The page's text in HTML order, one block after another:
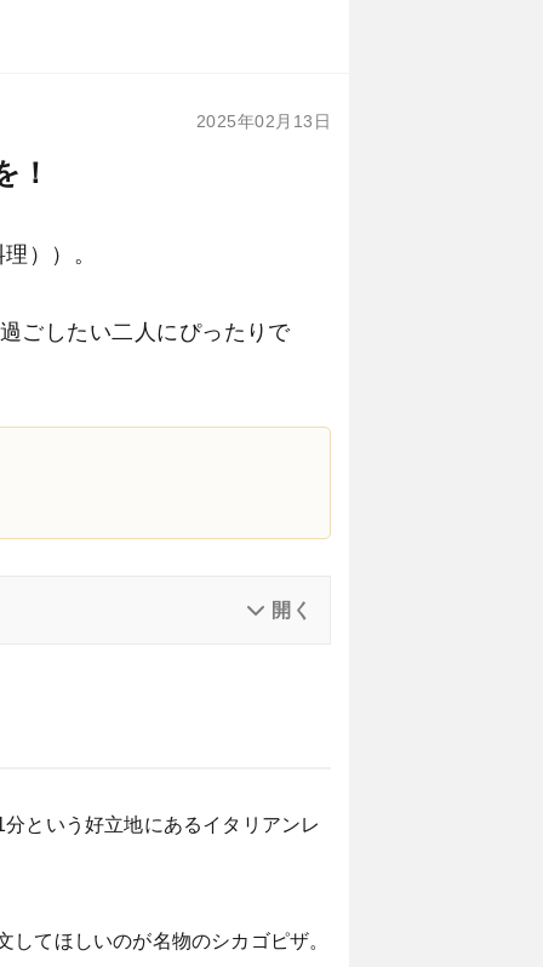
2025年02月13日
！
））。
ごしたい二人にぴったりで
という好立地にあるイタリアンレ
てほしいのが名物のシカゴピザ。